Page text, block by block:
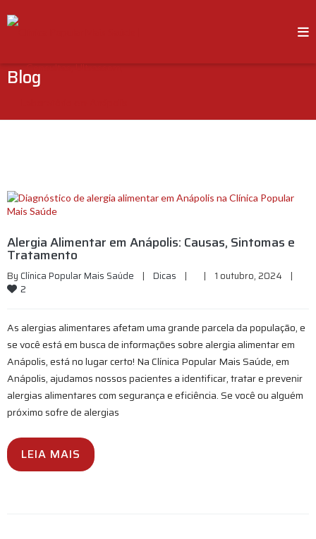
Blog
Alergia Alimentar em Anápolis: Causas, Sintomas e
Tratamento
By Clínica Popular Mais Saúde | Dicas | | 1 outubro, 2024 |
2
As alergias alimentares afetam uma grande parcela da população, e
se você está em busca de informações sobre alergia alimentar em
Anápolis, está no lugar certo! Na Clínica Popular Mais Saúde, em
Anápolis, ajudamos nossos pacientes a identificar, tratar e prevenir
alergias alimentares com segurança e eficiência. Se você ou alguém
próximo sofre de alergias
LEIA MAIS